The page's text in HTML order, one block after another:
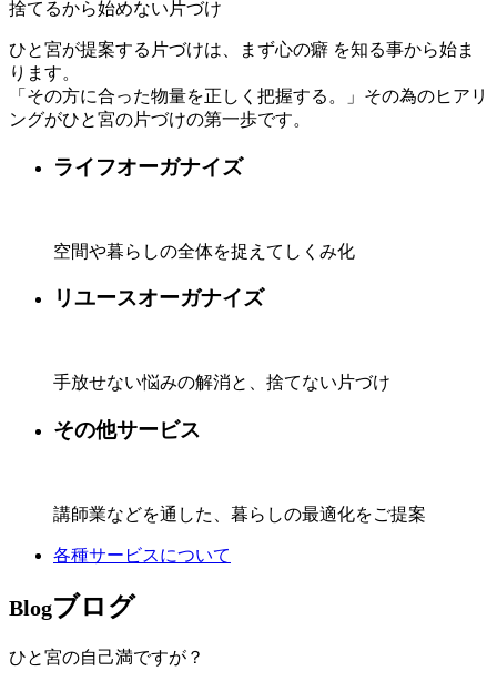
捨てるから始めない片づけ
ひと宮が提案する片づけは、まず心の癖 を知る事から始ま
ります。
「その方に合った物量を正しく把握する。」その為のヒアリ
ングがひと宮の片づけの第一歩です。
ライフオーガナイズ
空間や暮らしの全体を捉えてしくみ化
リユースオーガナイズ
手放せない悩みの解消と、捨てない片づけ
その他サービス
講師業などを通した、暮らしの最適化をご提案
各種サービスについて
Blogブログ
ひと宮の自己満ですが？